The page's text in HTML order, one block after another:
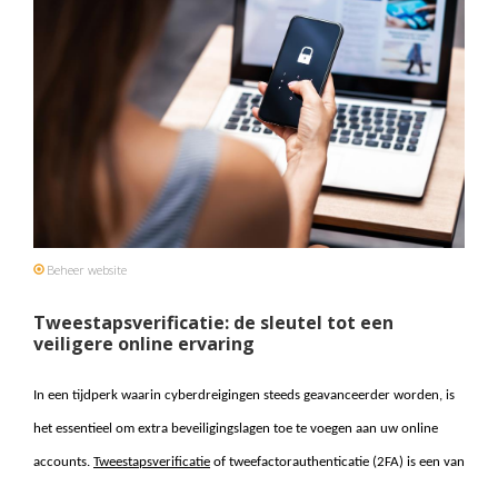
Beheer website
Tweestapsverificatie: de sleutel tot een
veiligere online ervaring
In een tijdperk waarin cyberdreigingen steeds geavanceerder worden, is
het essentieel om extra beveiligingslagen toe te voegen aan uw online
accounts. Tweestapsverificatie of tweefactorauthenticatie (2FA) is een van